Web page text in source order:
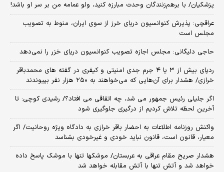
پزشکیان/ با برهم‌زنندگان وحدت مبارزه کنید، ولو عمامه من بر سر او باشد!
عراقچی: پذیرش کنوانسیون دریای خرز از سوی ایران، منوط به تصویب
مجلس است
حاجی دلیگانی: مجلس اجازه تصویب کنوانسیون دریای خزر را نمی‌دهد
ردپای بیش از ۳ یا ۴ جرم جدی امنیتی و کیفری در گفته های محمدباقر
خرازی/ هشدار برای آن‌هایی که می‌خواهند به ۲۵۰ هزار نفر بپیوندند
اگر جلیلی رئیس جمهور می شد، چه اتفاقی می افتاد؟/ رشیدی کوچی: تا
آخرین لحظه تلاش کردیم از درگیری جلوگیری شود
واکنش روزنامه اطلاعات به احضار باقر خرازی به دادگاه ویژه روحانیت/ اگر
معیار، قانون است، قانون نباید خودی و غیرخودی بشناسد
هشدار صریح مقام عراقی به عربستان/ موشکها تنها با موشک پاسخ داده
خواهد شد و آتش تنها با آتش مقابله خواهد شد